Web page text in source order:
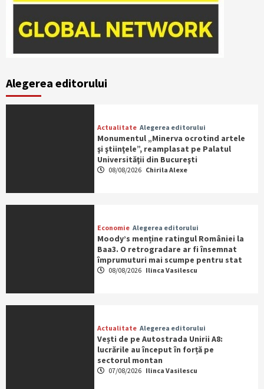
Alegerea editorului
Actualitate Alegerea editorului
Monumentul „Minerva ocrotind artele
şi ştiinţele”, reamplasat pe Palatul
Universităţii din Bucureşti
08/08/2026 Chirila Alexe
Economie Alegerea editorului
Moody’s menține ratingul României la
Baa3. O retrogradare ar fi însemnat
împrumuturi mai scumpe pentru stat
08/08/2026 Ilinca Vasilescu
Actualitate Alegerea editorului
Vești de pe Autostrada Unirii A8:
lucrările au început în forță pe
sectorul montan
07/08/2026 Ilinca Vasilescu